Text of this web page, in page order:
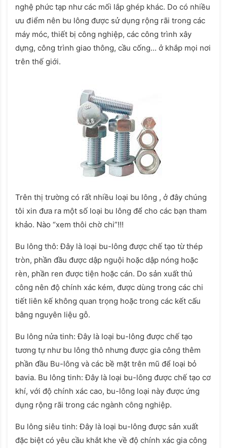
nghệ phức tạp như các mối lắp ghép khác. Do có nhiều
ưu điểm nên bu lông được sử dụng rộng rãi trong các
máy móc, thiết bị công nghiệp, các công trình xây
dựng, công trình giao thông, cầu cống... ở khắp mọi nơi
trên thế giới.
Trên thị trường có rất nhiều loại bu lông , ở đây chúng
tôi xin đưa ra một số loại bu lông để cho các bạn tham
khảo. Nào “xem thôi chờ chi”!!!
Bu lông thô: Đây là loại bu-lông được chế tạo từ thép
tròn, phần đầu được dập nguội hoặc dập nóng hoặc
rèn, phần ren được tiện hoặc cán. Do sản xuất thủ
công nên độ chính xác kém, được dùng trong các chi
tiết liên kế không quan trọng hoặc trong các kết cấu
bằng nguyên liệu gỗ.
Bu lông nửa tinh: Đây là loại bu-lông được chế tạo
tương tự như bu lông thô nhưng được gia công thêm
phần đầu Bu-lông và các bề mặt trên mũ để loại bỏ
bavia. Bu lông tinh: Đây là loại bu-lông được chế tạo cơ
khí, với độ chính xác cao, bu-lông loại này được ứng
dụng rộng rãi trong các ngành công nghiệp.
Bu lông siêu tinh: Đây là loại bu-lông được sản xuất
đặc biệt có yêu cầu khắt khe về độ chính xác gia công